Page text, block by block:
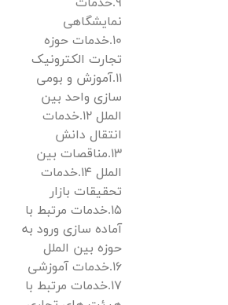
نمایشگاهی
10.خدمات حوزه
تجارت الکترونیک
11.آموزش و بومی
سازی واحد بین
الملل 12.خدمات
انتقال دانش
13.مناقصات بین
الملل 14.خدمات
تحقیقات بازار
15.خدمات مرتبط با
آماده سازی ورود به
حوزه بین الملل
16.خدمات آموزشی
17.خدمات مرتبط با